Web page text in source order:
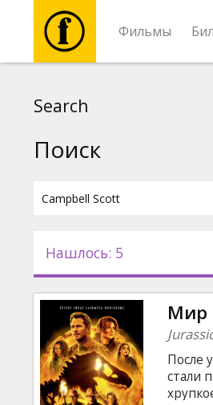
Фильмы
Новости
Подарки
Кинозакуски
Search
Поиск
Нашлось: 5
Мир
После
стали